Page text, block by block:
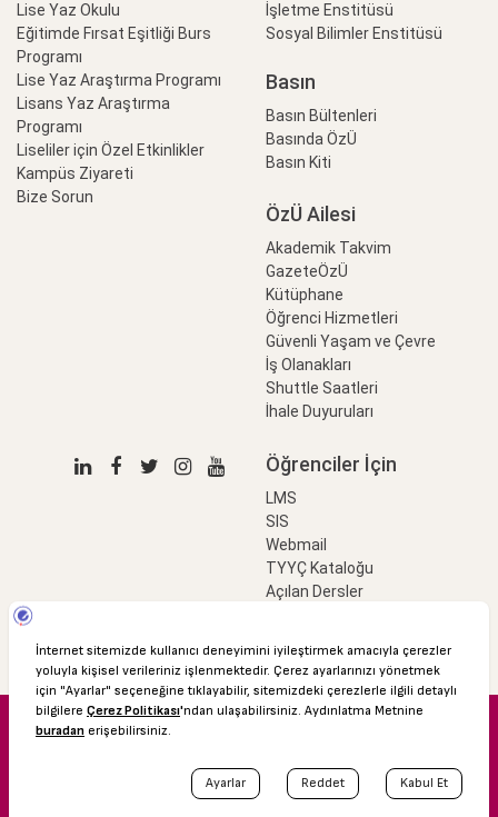
Lise Yaz Okulu
Eğitimde Fırsat Eşitliği Burs
Programı
Lise Yaz Araştırma Programı
Lisans Yaz Araştırma
Programı
Liseliler için Özel Etkinlikler
Kampüs Ziyareti
Bize Sorun
İşletme Enstitüsü
Sosyal Bilimler Enstitüsü
Basın
Basın Bültenleri
Basında ÖzÜ
Basın Kiti
ÖzÜ Ailesi
Akademik Takvim
GazeteÖzÜ
Kütüphane
Öğrenci Hizmetleri
Güvenli Yaşam ve Çevre
İş Olanakları
Shuttle Saatleri
İhale Duyuruları
Öğrenciler İçin
LMS
SIS
Webmail
TYYÇ Kataloğu
Açılan Dersler
© 2016 Özyeğin Üniversitesi
Akademik Takvim
Kişisel Verilerin Korunması